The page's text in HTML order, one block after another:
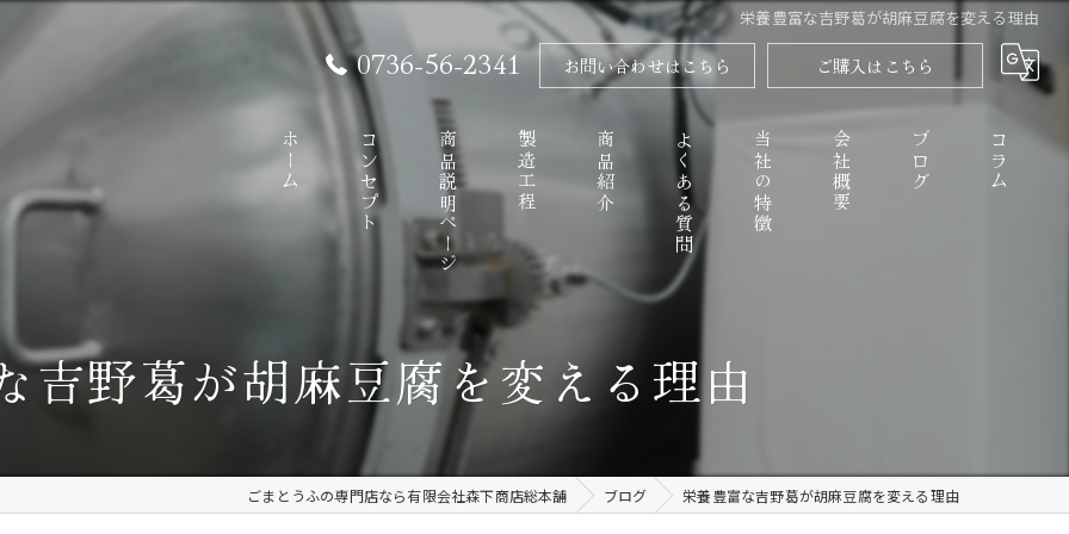
栄養豊富な吉野葛が胡麻豆腐を変える理由
0736-56-2341 お問い合わせはこちら ご購入はこちら
ホーム コンセプト 商品説明ページ 製造工程 商品紹介 よくある質問 当社の特徴
お取り寄せ
会社概要 ブログ コラム
吉野葛が胡麻豆腐を変える理由
ごまとうふの専門店なら有限会社森下商店総本舗 ブログ 栄養豊富な吉野葛が胡麻豆腐を変える理由